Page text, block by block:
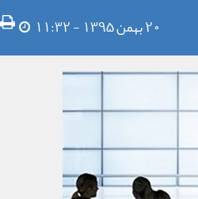
20 بهمن 1395 - 11:32